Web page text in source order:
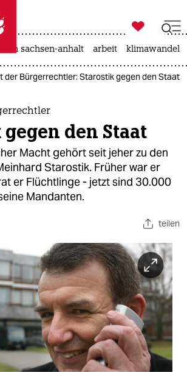
taz zahl ich
taz zahl ich

taz zahl ich
in sachsen-anhalt arbeit klimawandel
der Bürgerrechtler: Starostik gegen den Staat
den Staat
Macht gehört seit jeher zu den
Starostik. Früher war er
er Flüchtlinge - jetzt sind 30.000
Mandanten.
teilen